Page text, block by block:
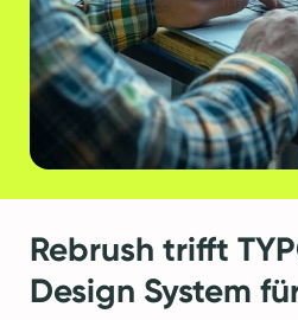
Rebrush trifft
Design System